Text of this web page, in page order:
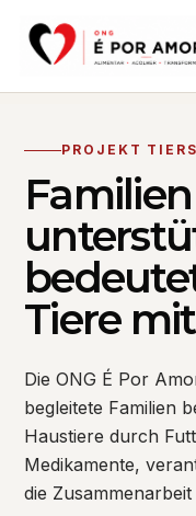
PROJEKT
Tiere
Die ONG É Por
begleitete Familien
Haustiere durch
Medikamente,
die